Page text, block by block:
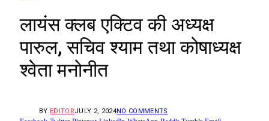
लायंस क्लब एक्टिव की अध्यक्ष
पारुल, सचिव श्याम तथा कोषाध्यक्ष
श्वेता मनोनीत
BY EDITORJULY 2, 2024NO COMMENTS